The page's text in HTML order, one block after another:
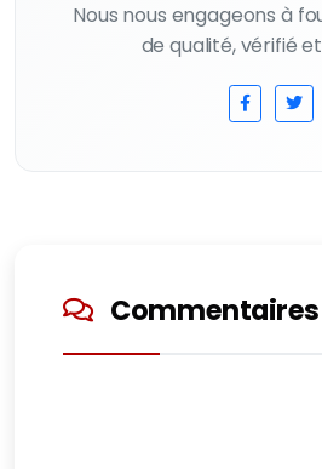
Nous nous engageons à
de qualité, vérifié
Commentaires